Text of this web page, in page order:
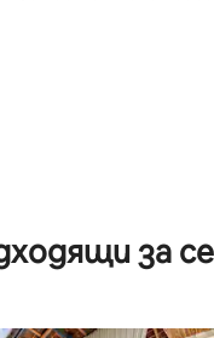
5, 16 отзива
за